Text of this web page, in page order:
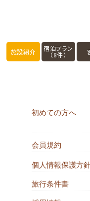
施設紹介 宿泊プラン
（8件）
初めての方へ
会員規約
個人情報保護方
旅行条件書